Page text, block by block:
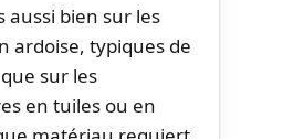
aussi bien sur les
ardoise, typiques de
sur les
en tuiles ou en